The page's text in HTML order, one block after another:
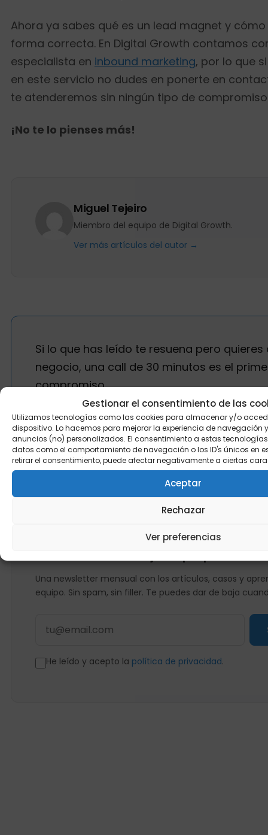
Gestionar el consentimiento de las
Utilizamos tecnologías como las cookies para almacenar y/o
dispositivo. Lo hacemos para mejorar la experiencia de navegación
anuncios (no) personalizados. El consentimiento a estas
datos como el comportamiento de navegación o los ID's únicos en
retirar el consentimiento, puede afectar negativamente a ciertas
Aceptar
Rechazar
Ver preferencias
Ahora ya sabes qué es un lead magnet y
forma correcta. En Digital Growth contamos
especialista en inbound marketing, por lo que
en este servicio no dudes en ponerte en
te atenderemos sin ningún tipo de
¡No te lo pienses más!
Miguel Tejeiro
Miembro del equipo de Digital Growth.
Ver más artículos del autor →
Si lo que has leído te resuena pero
negocio, una call de 30 minutos es el
compromiso.
Habla con nosotros →
Una newsletter mensual con los artículos, casos y
equipo. Sin spam, sin filler. Te puedes dar de baja
He leído y acepto la política de privacidad.